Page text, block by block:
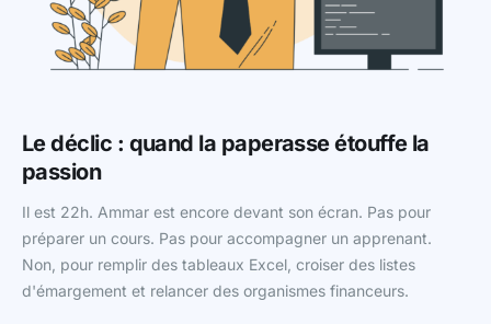
Le déclic : quand la paperasse étouffe la
passion
Il est 22h. Ammar est encore devant son écran. Pas pour
préparer un cours. Pas pour accompagner un apprenant.
Non, pour remplir des tableaux Excel, croiser des listes
d'émargement et relancer des organismes financeurs.